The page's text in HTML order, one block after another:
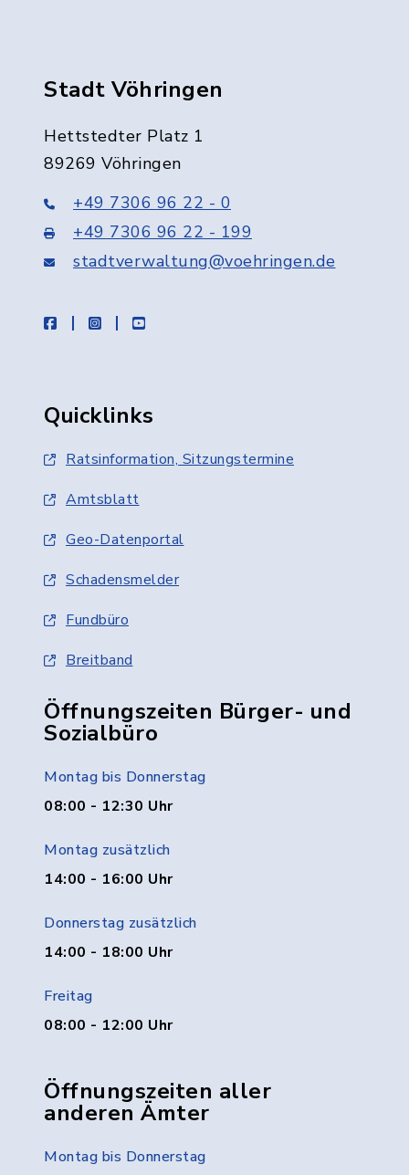
Stadt Vöhringen
Hettstedter Platz 1
89269 Vöhringen
+49 7306 96 22 - 0
+49 7306 96 22 - 199
stadtverwaltung@voehringen.de
facebookinstagramyoutube
Quicklinks
Ratsinformation, Sitzungstermine
Amtsblatt
Geo-Datenportal
Schadensmelder
Fundbüro
Breitband
Öffnungszeiten Bürger- und
Sozialbüro
Montag bis Donnerstag
08:00 - 12:30 Uhr
Montag zusätzlich
14:00 - 16:00 Uhr
Donnerstag zusätzlich
14:00 - 18:00 Uhr
Freitag
08:00 - 12:00 Uhr
Öffnungszeiten aller
anderen Ämter
Montag bis Donnerstag